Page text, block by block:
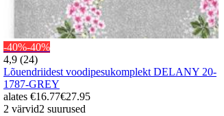
-40%-40%
4,9 (24)
Lõuendriidest voodipesukomplekt DELANY 20-
1787-GREY
alates €16.77€27.95
2 värvid2 suurused